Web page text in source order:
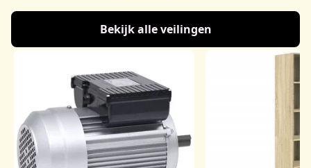
Bekijk alle veilingen